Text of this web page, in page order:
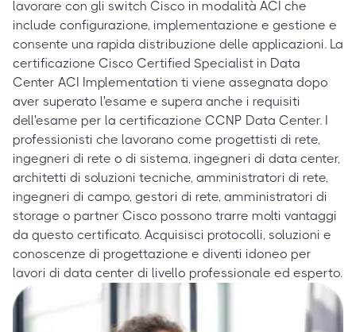
lavorare con gli switch Cisco in modalità ACI che
include configurazione, implementazione e gestione e
consente una rapida distribuzione delle applicazioni. La
certificazione Cisco Certified Specialist in Data
Center ACI Implementation ti viene assegnata dopo
aver superato l'esame e supera anche i requisiti
dell'esame per la certificazione CCNP Data Center. I
professionisti che lavorano come progettisti di rete,
ingegneri di rete o di sistema, ingegneri di data center,
architetti di soluzioni tecniche, amministratori di rete,
ingegneri di campo, gestori di rete, amministratori di
storage o partner Cisco possono trarre molti vantaggi
da questo certificato. Acquisisci protocolli, soluzioni e
conoscenze di progettazione e diventi idoneo per
lavori di data center di livello professionale ed esperto.